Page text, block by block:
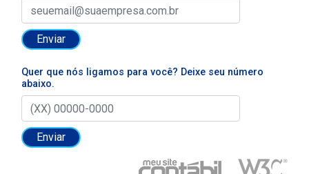
Enviar
Quer que nós ligamos para você? Deixe seu número
abaixo.
Enviar